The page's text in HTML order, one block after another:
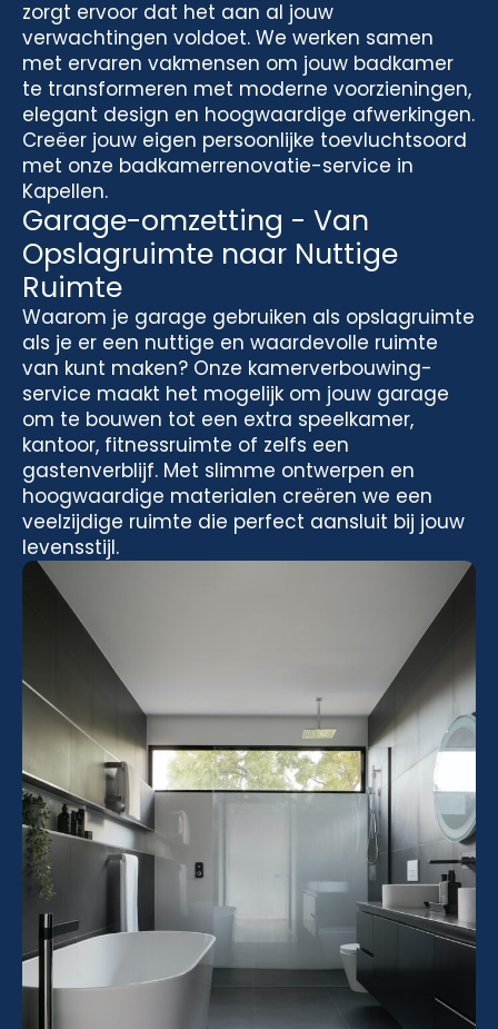
zorgt ervoor dat het aan al jouw
verwachtingen voldoet. We werken samen
met ervaren vakmensen om jouw badkamer
te transformeren met moderne voorzieningen,
elegant design en hoogwaardige afwerkingen.
Creëer jouw eigen persoonlijke toevluchtsoord
met onze badkamerrenovatie-service in
Kapellen.
Garage-omzetting - Van
Opslagruimte naar Nuttige
Ruimte
Waarom je garage gebruiken als opslagruimte
als je er een nuttige en waardevolle ruimte
van kunt maken? Onze kamerverbouwing-
service maakt het mogelijk om jouw garage
om te bouwen tot een extra speelkamer,
kantoor, fitnessruimte of zelfs een
gastenverblijf. Met slimme ontwerpen en
hoogwaardige materialen creëren we een
veelzijdige ruimte die perfect aansluit bij jouw
levensstijl.